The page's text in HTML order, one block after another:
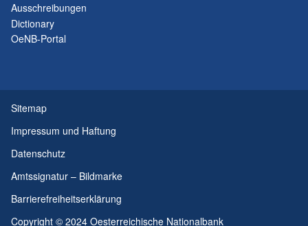
Ausschreibungen
Dictionary
OeNB-Portal
Sitemap
Impressum und Haftung
Datenschutz
Amtssignatur – Bildmarke
Barrierefreiheitserklärung
Copyright © 2024 Oesterreichische Nationalbank